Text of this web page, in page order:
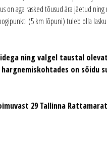
on aga rasked tõusud ära jäetud
(5 km lõpuni) tuleb olla
ning valgel taustal
hargnemiskohtades on sõidu
29 Tallinna